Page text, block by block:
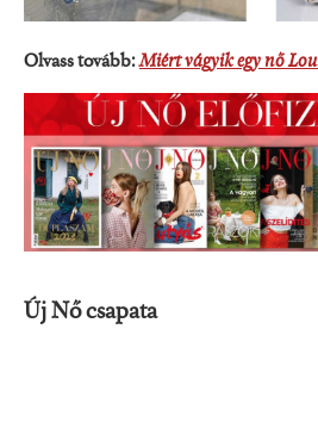
Olvass tovább:Miért vágyik egy nő
Új Nő csapata